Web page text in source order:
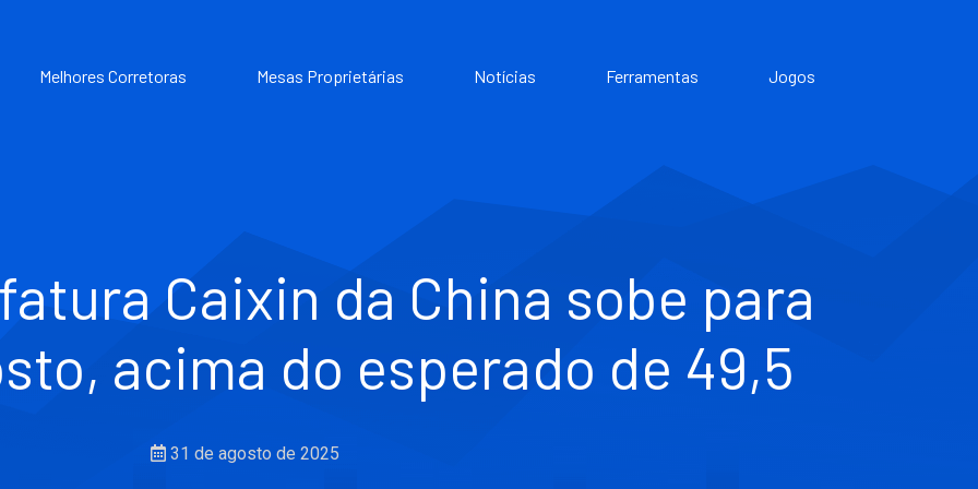
Melhores Corretoras Mesas Proprietárias Notícias Ferramentas Jogos
Caixin da China sobe para
acima do esperado de 49,5
31 de agosto de 2025